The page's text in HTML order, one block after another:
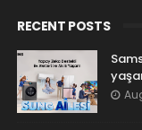
RECENT POSTS